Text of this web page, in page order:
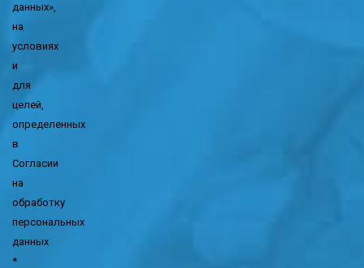
данных»,
на
условиях
и
для
целей,
определенных
в
Согласии
на
обработку
персональных
данных
*